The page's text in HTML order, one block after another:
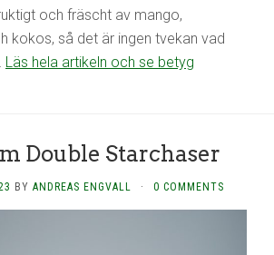
och fräscht av mango,
kokos, så det är ingen tvekan vad
Läs hela artikeln och se betyg
Double Starchaser
BY ANDREAS ENGVALL · 0 COMMENTS